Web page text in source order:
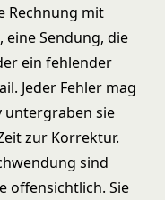
Rechnung mit
Sendung, die
ein fehlender
Jeder Fehler mag
untergraben sie
zur Korrektur.
sind
offensichtlich. Sie